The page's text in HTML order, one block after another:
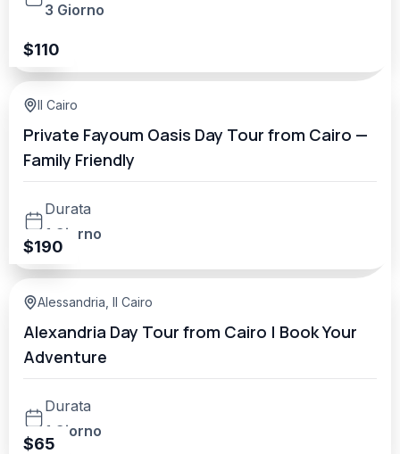
3 Giorno
$110
Il Cairo
Private Fayoum Oasis Day Tour from Cairo —
Family Friendly
Durata
1 Giorno
$190
Alessandria Il Cairo
Alexandria Day Tour from Cairo | Book Your
Adventure
Durata
1 Giorno
$65